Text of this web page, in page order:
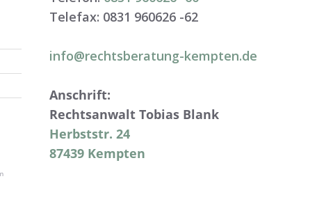
Telefax: 0831 960626 -62
info@rechtsberatung-kempten.de
Anschrift:
Rechtsanwalt Tobias Blank
Herbststr. 24
87439 Kempten